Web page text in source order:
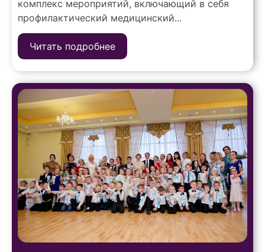
комплекс мероприятий, включающий в себя
профилактический медицинский...
Читать подробнее